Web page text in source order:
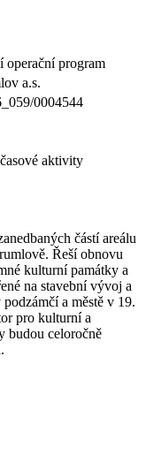
operační program
a.s.
0004544
aktivity
částí areálu
Řeší obnovu
kulturní památky a
na stavební vývoj a
a městě v 19.
pro kulturní a
budou celoročně